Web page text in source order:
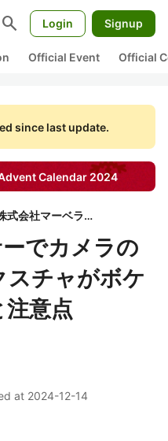
search Login Signup
Official Event Official
since last update.
Calendar2024
株式会社マーベラス
でカメラの
スチャがボケ
注意点
at 2024-12-14